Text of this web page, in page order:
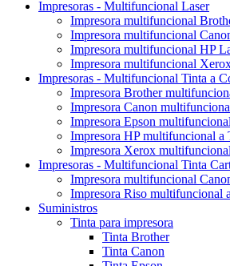
Impresoras - Multifuncional Laser
Impresora multifuncional
Impresora multifuncional
Impresora multifuncional HP
Impresora multifuncional
Impresoras - Multifuncional Tinta a
Impresora Brother
Impresora Canon
Impresora Epson
Impresora HP multifuncional a
Impresora Xerox
Impresoras - Multifuncional Tinta
Impresora multifuncional
Impresora Riso multifuncional
Suministros
Tinta para impresora
Tinta Brother
Tinta Canon